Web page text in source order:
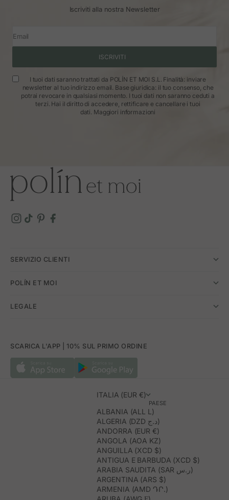
Iscriviti alla nostra Newsletter
Email
ISCRIVITI
I tuoi dati saranno trattati da POLÍN ET MOI S.L. Finalità: inviare
newsletter al tuo indirizzo email. Base giuridica: il tuo consenso, che
potrai revocare in qualsiasi momento. I tuoi dati non saranno ceduti a
terzi. Hai il diritto di accedere, rettificare e cancellare i tuoi
dati. Maggiori informazioni
SERVIZIO CLIENTI
POLÍN ET MOI
LEGALE
SCARICA L'APP | 10% SUL PRIMO ORDINE
ITALIA (EUR €)
PAESE
ALBANIA (ALL L)
ALGERIA (DZD د.ج)
ANDORRA (EUR €)
ANGOLA (AOA KZ)
ANGUILLA (XCD $)
ANTIGUA E BARBUDA (XCD $)
ARABIA SAUDITA (SAR ر.س)
ARGENTINA (ARS $)
ARMENIA (AMD ԴՐ.)